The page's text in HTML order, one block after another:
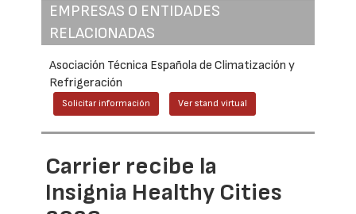
EMPRESAS O ENTIDADES
RELACIONADAS
Asociación Técnica Española de Climatización y
Refrigeración
Solicitar información Ver stand virtual
Carrier recibe la
Insignia Healthy Cities